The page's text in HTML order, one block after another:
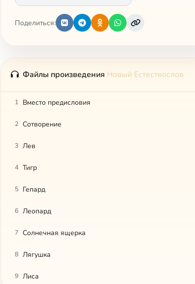
Поделиться:
Файлы произведения Новый Естествослов
1 Вместо предисловия
2 Сотворение
3 Лев
4 Тигр
5 Гепард
6 Леопард
7 Солнечная ящерка
8 Лягушка
9 Лиса